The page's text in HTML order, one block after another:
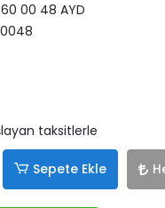
00 48 AYD
taksitlerle
Sepete Ekle